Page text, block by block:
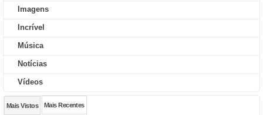
Imagens
Incrível
Música
Notícias
Vídeos
Mais Vistos Mais Recentes